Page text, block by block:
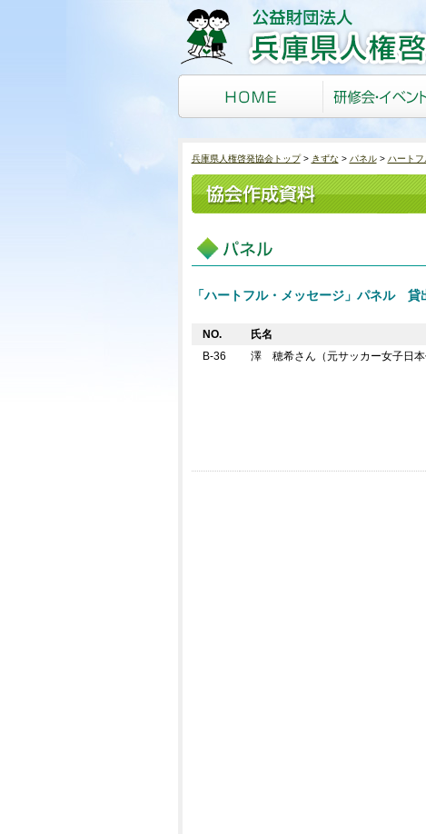
兵庫県人権啓発協会トップ きずな パネル ハートフ
「ハートフル・メッセージ」パネル 貸
NO. 氏名
B-36
澤 穂希さん（元サッカー女子日本